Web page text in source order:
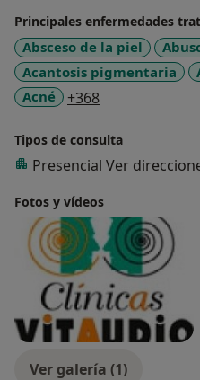
Principales enfermedades
Absceso de la piel
Acantosis pigmentaria
Acné
+368
Tipos de consulta
Presencial Ver
Fotos y vídeos
Ver galería (1)